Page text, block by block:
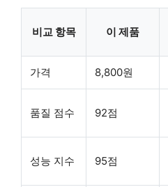
비교 항목 이 제품
가격 8,800원
품질 점수 92점
성능 지수 95점